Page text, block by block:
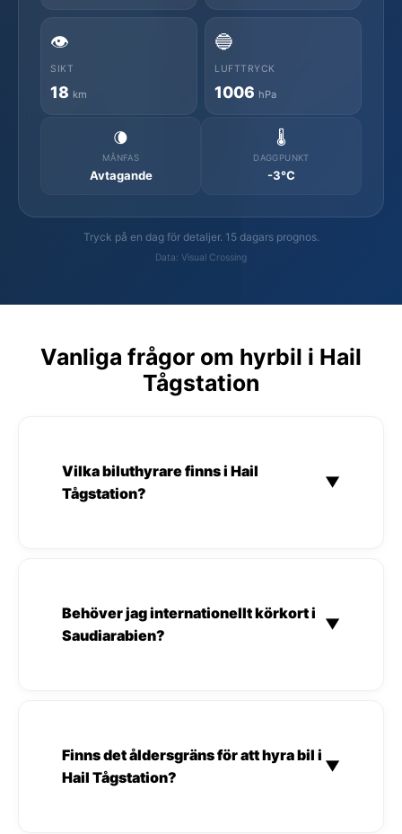
👁️
SIKT
18 km
🔵
LUFTTRYCK
1006 hPa
🌘
MÅNFAS
Avtagande
🌡️
DAGGPUNKT
-3°C
Tryck på en dag för detaljer. 15 dagars prognos.
Data: Visual Crossing
Vanliga frågor om hyrbil i Hail
Tågstation
Vilka biluthyrare finns i Hail
Tågstation?
▼
Behöver jag internationellt körkort i
Saudiarabien?
▼
Finns det åldersgräns för att hyra bil i
Hail Tågstation?
▼